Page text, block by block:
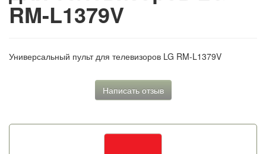
RM-L1379V
Универсальный пульт для телевизоров LG RM-L1379V
Написать отзыв